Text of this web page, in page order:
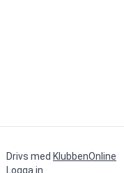
Drivs med KlubbenOnline
Logga in